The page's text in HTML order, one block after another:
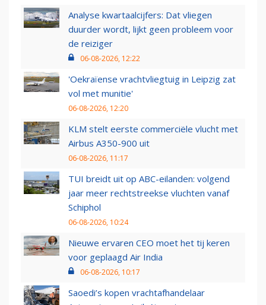
Analyse kwartaalcijfers: Dat vliegen
duurder wordt, lijkt geen probleem voor
de reiziger
06-08-2026, 12:22
'Oekraïense vrachtvliegtuig in Leipzig zat
vol met munitie'
06-08-2026, 12:20
KLM stelt eerste commerciële vlucht met
Airbus A350-900 uit
06-08-2026, 11:17
TUI breidt uit op ABC-eilanden: volgend
jaar meer rechtstreekse vluchten vanaf
Schiphol
06-08-2026, 10:24
Nieuwe ervaren CEO moet het tij keren
voor geplaagd Air India
06-08-2026, 10:17
Saoedi’s kopen vrachtafhandelaar